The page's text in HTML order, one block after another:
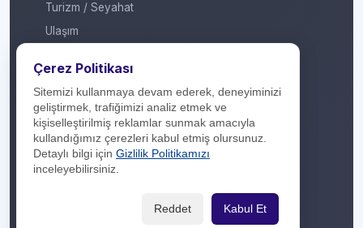
Turizm / Seyahat
Ulaşım
Yapı Marketi
Yurt Dışı / Duty Free
Hakkımızda
İletişim
Çerez Politikası
Sitemizi kullanmaya devam ederek, deneyiminizi
geliştirmek, trafiğimizi analiz etmek ve
kişiselleştirilmiş reklamlar sunmak amacıyla
kullandığımız çerezleri kabul etmiş olursunuz.
Detaylı bilgi için Gizlilik Politikamızı
inceleyebilirsiniz.
Reddet Kabul Et